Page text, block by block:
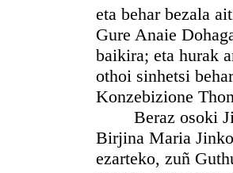
eta behar bezala
Gure Anaie
baikira; eta hurak
othoi sinhetsi
Konzebizione
Beraz osoki
Birjina Maria
ezarteko, zuñ